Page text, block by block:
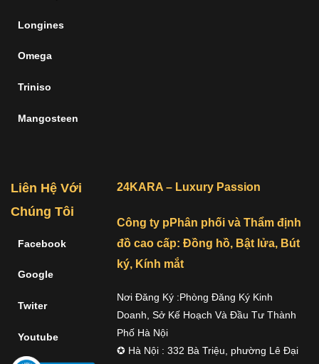
Longines
Omega
Triniso
Mangosteen
Liên Hệ Với
Chúng Tôi
Facebook
Google
Twiter
Youtube
24KARA – Luxury Passion
Công ty pPhân phối và Thẩm định
đồ cao cấp: Đồng hồ, Bật lửa, Bút
ký, Kính mắt
Nơi Đăng Ký :Phòng Đăng Ký Kinh
Doanh, Sở Kế Hoạch Và Đầu Tư Thành
Phố Hà Nội
✪ Hà Nội : 332 Bà Triệu, phường Lê Đại